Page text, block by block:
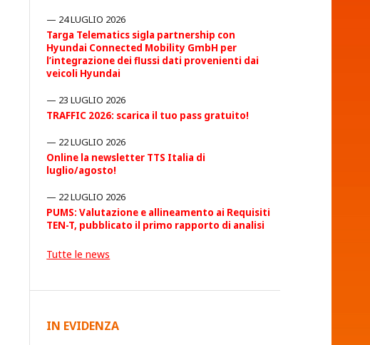
24 LUGLIO 2026
Targa Telematics sigla partnership con
Hyundai Connected Mobility GmbH per
l’integrazione dei flussi dati provenienti dai
veicoli Hyundai
23 LUGLIO 2026
TRAFFIC 2026: scarica il tuo pass gratuito!
22 LUGLIO 2026
Online la newsletter TTS Italia di
luglio/agosto!
22 LUGLIO 2026
PUMS: Valutazione e allineamento ai Requisiti
TEN-T, pubblicato il primo rapporto di analisi
Tutte le news
IN EVIDENZA